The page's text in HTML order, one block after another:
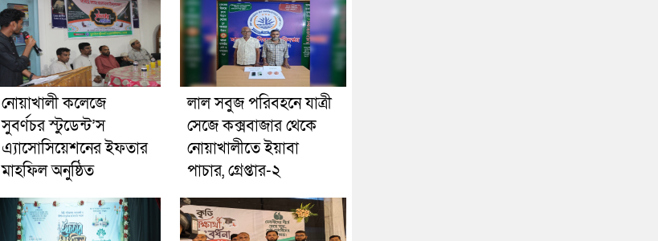
নোয়াখালী কলেজে
সুবর্ণচর স্টুডেন্ট’স
এ্যাসোসিয়েশনের ইফতার
মাহফিল অনুষ্ঠিত
লাল সবুজ পরিবহনে যাত্রী
সেজে কক্সবাজার থেকে
নোয়াখালীতে ইয়াবা
পাচার, গ্রেপ্তার-২